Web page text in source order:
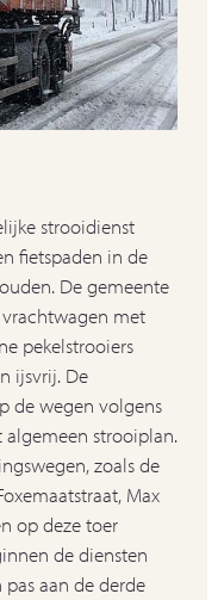
strooidienst
fietspaden in de
De gemeente
met
pekelstrooiers
ijsvrij. De
de wegen volgens
strooiplan.
zoals de
Max
op deze toer
de diensten
aan de derde